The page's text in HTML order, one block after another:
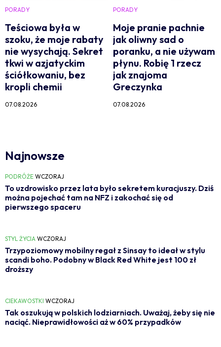
PORADY
Teściowa była w
szoku, że moje rabaty
nie wysychają. Sekret
tkwi w azjatyckim
ściółkowaniu, bez
kropli chemii
07.08.2026
PORADY
Moje pranie pachnie
jak oliwny sad o
poranku, a nie używam
płynu. Robię 1 rzecz
jak znajoma
Greczynka
07.08.2026
Najnowsze
PODRÓŻE WCZORAJ
To uzdrowisko przez lata było sekretem kuracjuszy. Dziś
można pojechać tam na NFZ i zakochać się od
pierwszego spaceru
STYL ŻYCIA WCZORAJ
Trzypoziomowy mobilny regał z Sinsay to ideał w stylu
scandi boho. Podobny w Black Red White jest 100 zł
droższy
CIEKAWOSTKI WCZORAJ
Tak oszukują w polskich lodziarniach. Uważaj, żeby się nie
naciąć. Nieprawidłowości aż w 60% przypadków